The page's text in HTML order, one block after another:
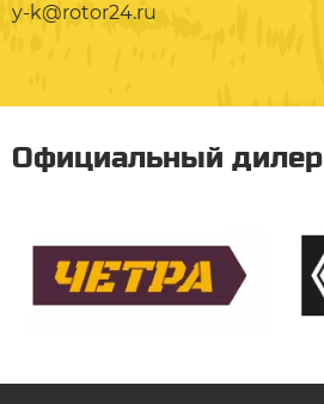
y-k@rotor24.ru
Официальный дилер